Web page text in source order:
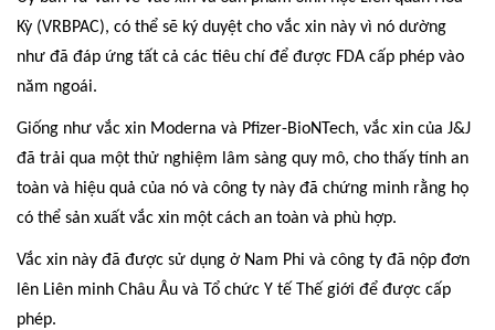
Kỳ (VRBPAC), có thể sẽ ký duyệt cho vắc xin này vì nó dường
như đã đáp ứng tất cả các tiêu chí để được FDA cấp phép vào
năm ngoái.
Giống như vắc xin Moderna và Pfizer-BioNTech, vắc xin của J&J
đã trải qua một thử nghiệm lâm sàng quy mô, cho thấy tính an
toàn và hiệu quả của nó và công ty này đã chứng minh rằng họ
có thể sản xuất vắc xin một cách an toàn và phù hợp.
Vắc xin này đã được sử dụng ở Nam Phi và công ty đã nộp đơn
lên Liên minh Châu Âu và Tổ chức Y tế Thế giới để được cấp
phép.